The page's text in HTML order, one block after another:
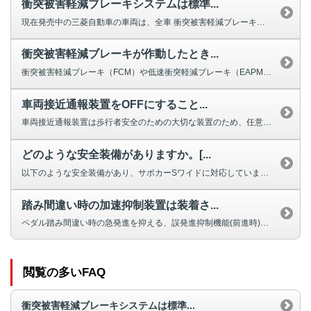
衝突被害軽減ブレーキシステムは標準...
衝突被害軽減ブレーキが作動したとき...
衝突被害軽減ブレーキ（FCM）や低速衝突軽減ブレーキ（EAPM）などの、運...
車両接近通報装置をOFFにすること...
車両接近通報装置は歩行者安全のための大切な装置のため、任意に停止することは...
どのような安全装備がありますか。[...
以下のような安全装備があり、サポカーSワイドに対応しています。 ■A...
踏み間違い時の加速抑制装置は装着さ...
ペダル踏み間違い時の急発進を抑える、誤発進抑制機能(前進時)が標準装備され...
閲覧の多いFAQ
衝突被害軽減ブレーキシステムは標準...